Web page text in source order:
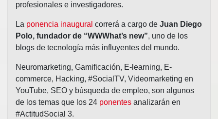
profesionales e investigadores.
La ponencia inaugural correrá a cargo de Juan Diego
Polo, fundador de “WWWhat’s new”, uno de los
blogs de tecnología más influyentes del mundo.
Neuromarketing, Gamificación, E-learning, E-
commerce, Hacking, #SocialTV, Videomarketing en
YouTube, SEO y búsqueda de empleo, son algunos
de los temas que los 24 ponentes analizarán en
#ActitudSocial 3.